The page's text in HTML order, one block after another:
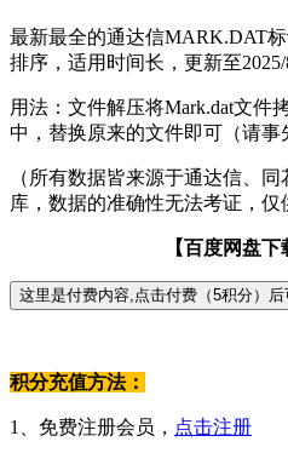
最新最全的通达信MARK.DAT
排序，适用时间长，更新至2025/
用法：文件解压将Mark.dat文件
中，替换原来的文件即可（请事
（所有数据皆来源于通达信、
库，数据的准确性无法考证，仅
【百度网盘下
积分充值方法：
1、免费注册会员， 点击注册